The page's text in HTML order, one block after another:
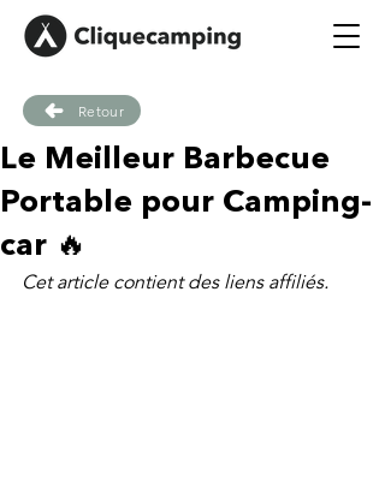
Retour
Le Meilleur Barbecue
Portable pour Camping-
car 🔥
Cet article contient des liens affiliés.